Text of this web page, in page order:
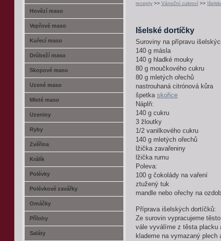
recepty >> Vánoční cukroví >>
Išelské dortíčky
Suroviny na přípravu
140 g másla
140 g hladké mouky
80 g moučkového cukru
80 g mletých ořechů
nastrouhaná citrónová kůra
špetka skořice
Náplň:
140 g cukru
3 žloutky
1/2 vanilkového cukru
140 g mletých ořechů
lžička zavařeniny
lžička rumu
Poleva:
100 g čokolády na vaření
ztužený tuk
mandle nebo ořechy na
Příprava išelských dortíčků:
Ze surovin vypracujeme
vále vyválíme z těsta placku
klademe na vymazaný plech
Hovězí maso
Vepřové maso
Kuřecí maso
Drůbeží maso
Skopové maso
Uzené maso
Mleté maso
Uzeniny
Ryby
Zvěřina
Králík
Polévky
Polévkové zavářky
Omáčky
Přílohy
Saláty